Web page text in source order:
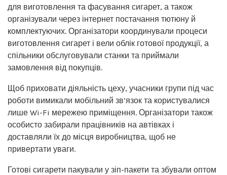
для виготовлення та фасування сигарет, а також
організували через інтернет постачання тютюну й
комплектуючих. Організатори координували процеси
виготовлення сигарет і вели облік готової продукції, а
спільники обслуговували станки та приймали
замовлення від покупців.
Щоб приховати діяльність цеху, учасники групи під час
роботи вимикали мобільний зв’язок та користувалися
лише Wi-Fi мережею приміщення. Організатори також
особисто забирали працівників на автівках і
доставляли їх до місця виробництва, щоб не
привертати уваги.
Готові сигарети пакували у зіп-пакети та збували оптом